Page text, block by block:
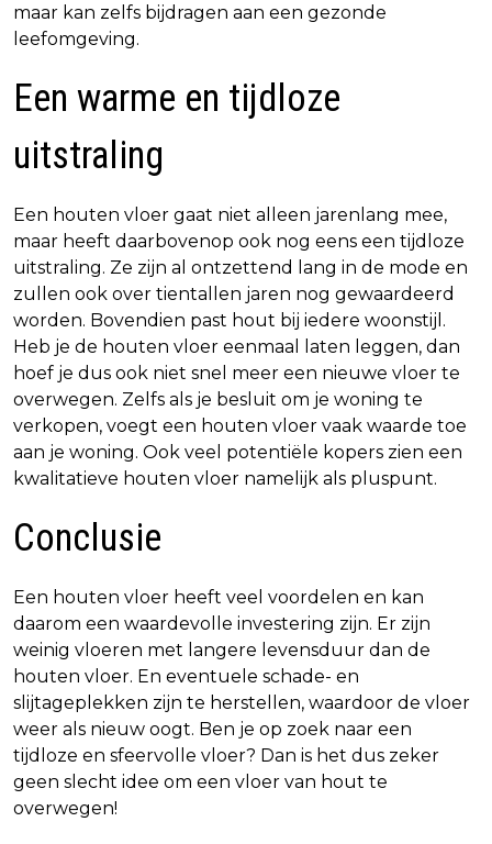
maar kan zelfs bijdragen aan een gezonde
leefomgeving.
Een warme en tijdloze
uitstraling
Een houten vloer gaat niet alleen jarenlang mee,
maar heeft daarbovenop ook nog eens een tijdloze
uitstraling. Ze zijn al ontzettend lang in de mode en
zullen ook over tientallen jaren nog gewaardeerd
worden. Bovendien past hout bij iedere woonstijl.
Heb je de houten vloer eenmaal laten leggen, dan
hoef je dus ook niet snel meer een nieuwe vloer te
overwegen. Zelfs als je besluit om je woning te
verkopen, voegt een houten vloer vaak waarde toe
aan je woning. Ook veel potentiële kopers zien een
kwalitatieve houten vloer namelijk als pluspunt.
Conclusie
Een houten vloer heeft veel voordelen en kan
daarom een waardevolle investering zijn. Er zijn
weinig vloeren met langere levensduur dan de
houten vloer. En eventuele schade- en
slijtageplekken zijn te herstellen, waardoor de vloer
weer als nieuw oogt. Ben je op zoek naar een
tijdloze en sfeervolle vloer? Dan is het dus zeker
geen slecht idee om een vloer van hout te
overwegen!